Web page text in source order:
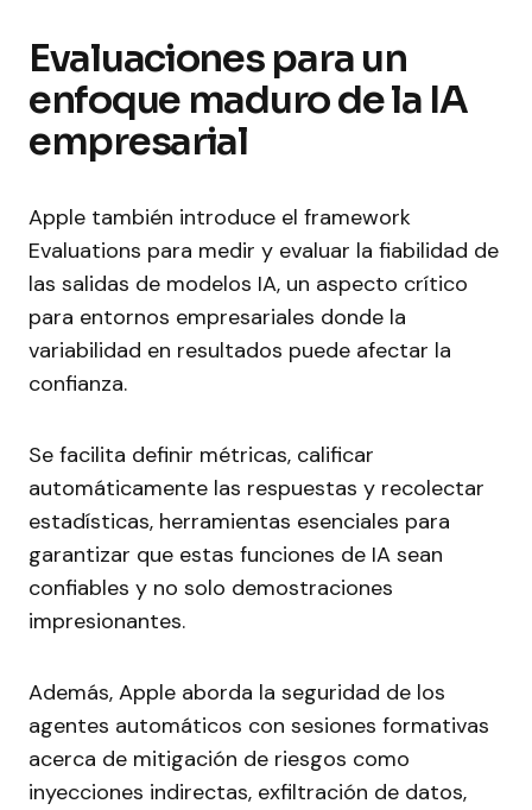
Evaluaciones para un
enfoque maduro de la IA
empresarial
Apple también introduce el framework
Evaluations para medir y evaluar la fiabilidad de
las salidas de modelos IA, un aspecto crítico
para entornos empresariales donde la
variabilidad en resultados puede afectar la
confianza.
Se facilita definir métricas, calificar
automáticamente las respuestas y recolectar
estadísticas, herramientas esenciales para
garantizar que estas funciones de IA sean
confiables y no solo demostraciones
impresionantes.
Además, Apple aborda la seguridad de los
agentes automáticos con sesiones formativas
acerca de mitigación de riesgos como
inyecciones indirectas, exfiltración de datos,